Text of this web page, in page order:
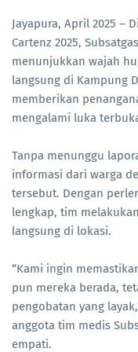
Jayapura, April 2025 –
Cartenz 2025,
menunjukkan wajah
langsung di Kampung
memberikan
mengalami luka
Tanpa menunggu
informasi dari warga
tersebut. Dengan
lengkap, tim
langsung di lokasi.
“Kami ingin
pun mereka berada,
pengobatan yang
anggota tim medis
empati.